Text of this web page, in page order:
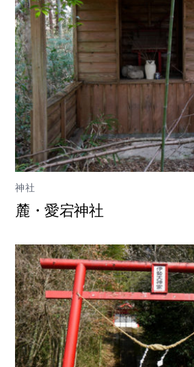
神社
麓・愛宕神社